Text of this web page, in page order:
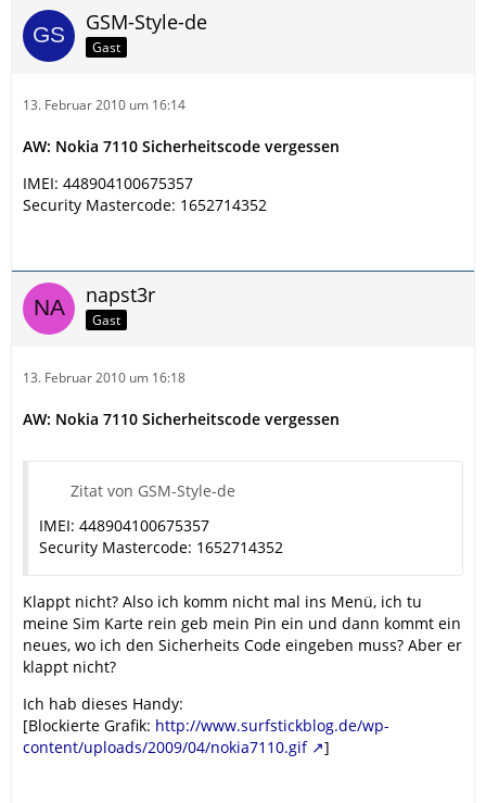
GSM-Style-de
Gast
13. Februar 2010 um 16:14
AW: Nokia 7110 Sicherheitscode vergessen
IMEI: 448904100675357
Security Mastercode: 1652714352
napst3r
Gast
13. Februar 2010 um 16:18
AW: Nokia 7110 Sicherheitscode vergessen
Zitat von GSM-Style-de
IMEI: 448904100675357
Security Mastercode: 1652714352
Klappt nicht? Also ich komm nicht mal ins Menü, ich tu
meine Sim Karte rein geb mein Pin ein und dann kommt ein
neues, wo ich den Sicherheits Code eingeben muss? Aber er
klappt nicht?
Ich hab dieses Handy:
[Blockierte Grafik: http://www.surfstickblog.de/wp-
content/uploads/2009/04/nokia7110.gif
]